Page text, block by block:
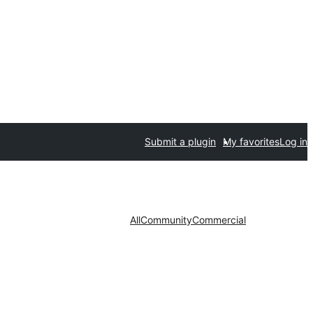
Submit a plugin My favoritesLog in
AllCommunityCommercial